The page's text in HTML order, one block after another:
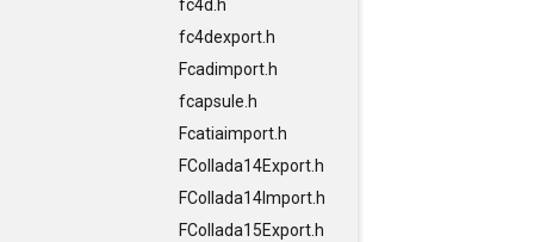
fc4d.h
fc4dexport.h
Fcadimport.h
fcapsule.h
Fcatiaimport.h
FCollada14Export.h
FCollada14Import.h
FCollada15Export.h